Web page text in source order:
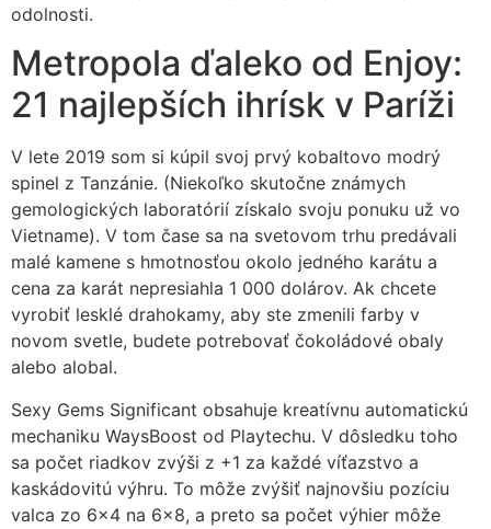
odolnosti.
Metropola ďaleko od Enjoy:
21 najlepších ihrísk v Paríži
V lete 2019 som si kúpil svoj prvý kobaltovo modrý
spinel z Tanzánie. (Niekoľko skutočne známych
gemologických laboratórií získalo svoju ponuku už vo
Vietname). V tom čase sa na svetovom trhu predávali
malé kamene s hmotnosťou okolo jedného karátu a
cena za karát nepresiahla 1 000 dolárov. Ak chcete
vyrobiť lesklé drahokamy, aby ste zmenili farby v
novom svetle, budete potrebovať čokoládové obaly
alebo alobal.
Sexy Gems Significant obsahuje kreatívnu automatickú
mechaniku WaysBoost od Playtechu. V dôsledku toho
sa počet riadkov zvýši z +1 za každé víťazstvo a
kaskádovitú výhru. To môže zvýšiť najnovšiu pozíciu
valca zo 6×4 na 6×8, a preto sa počet výhier môže